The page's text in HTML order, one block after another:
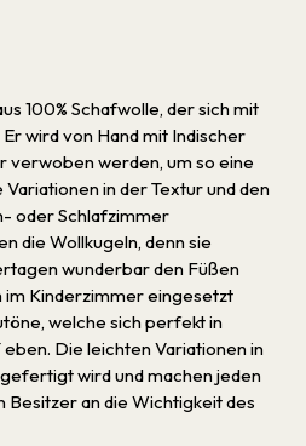
100% Schafwolle, der sich mit
wird von Hand mit Indischer
verwoben werden, um so eine
in der Textur und den
oder Schlafzimmer
die Wollkugeln, denn sie
wunderbar den Füßen
im Kinderzimmer eingesetzt
welche sich perfekt in
Die leichten Variationen in
wird und machen jeden
Besitzer an die Wichtigkeit des